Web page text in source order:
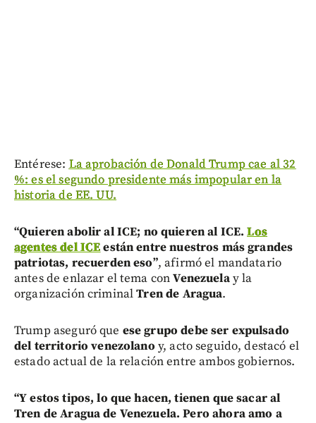
Entérese: La aprobación de Donald Trump cae al 32
%: es el segundo presidente más impopular en la
historia de EE. UU.
“Quieren abolir al ICE; no quieren al ICE.Los
agentes del ICEestán entre nuestros más grandes
patriotas, recuerden eso”, afirmó el mandatario
antes de enlazar el tema conVenezuelay la
organización criminalTren de Aragua.
Trump aseguró que ese grupo debe ser expulsado
del territorio venezolano y, acto seguido, destacó el
estado actual de la relación entre ambos gobiernos.
“Y estos tipos, lo que hacen, tienen que sacar al
Tren de Aragua de Venezuela. Pero ahora amo a